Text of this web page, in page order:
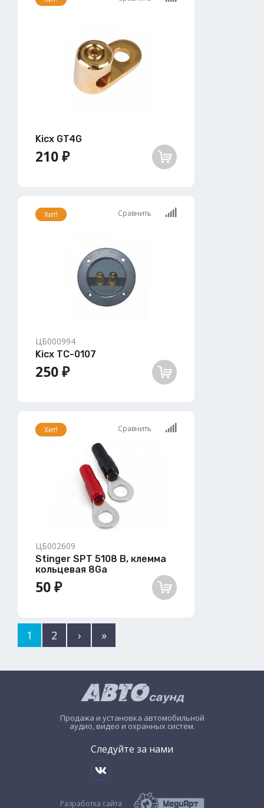
Kicx GT4G
210 ₽
Хит! Сравнить
ЦБ000994
Kicx TC-0107
250 ₽
Хит! Сравнить
ЦБ002609
Stinger SPT 5108 B, клемма
кольцевая 8Ga
50 ₽
1 2 › »
Продажа и установка автомобильной
аудио, видео и охранных систем.
Следуйте за нами
Разработка сайта